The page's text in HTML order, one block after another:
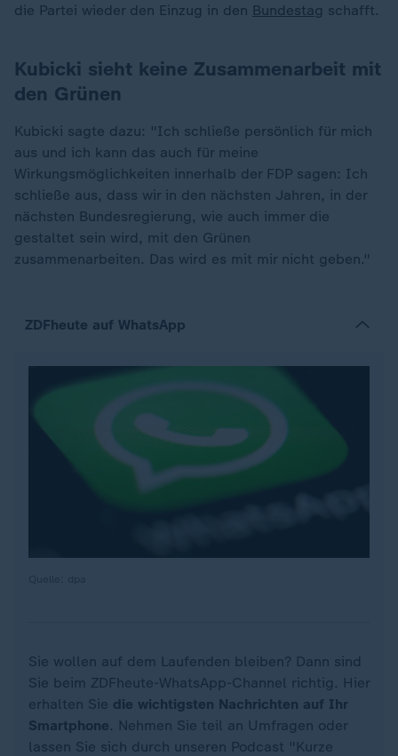
die Partei wieder den Einzug in den Bundestag schafft.
Kubicki sieht keine Zusammenarbeit mit
den Grünen
Kubicki sagte dazu: "Ich schließe persönlich für mich
aus und ich kann das auch für meine
Wirkungsmöglichkeiten innerhalb der FDP sagen: Ich
schließe aus, dass wir in den nächsten Jahren, in der
nächsten Bundesregierung, wie auch immer die
gestaltet sein wird, mit den Grünen
zusammenarbeiten. Das wird es mit mir nicht geben."
ZDFheute auf WhatsApp
Sie wollen auf dem Laufenden bleiben? Dann sind
Sie beim ZDFheute-WhatsApp-Channel richtig. Hier
erhalten Sie die wichtigsten Nachrichten auf Ihr
Smartphone. Nehmen Sie teil an Umfragen oder
lassen Sie sich durch unseren Podcast "Kurze